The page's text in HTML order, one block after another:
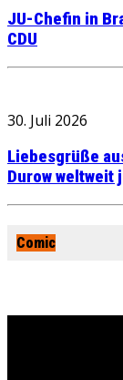
JU-Chefin in
CDU
30. Juli 2026
Liebesgrüße
Durow weltweit
Comic